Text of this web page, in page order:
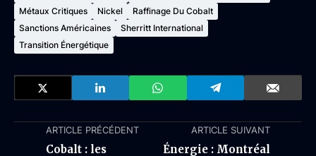
Métaux Critiques
Nickel
Raffinage Du Cobalt
Sanctions Américaines
Sherritt International
Transition Énergétique
ARTICLE PRÉCÉDENT
Cobalt : les
ARTICLE SUIVANT
Énergie : Montréal